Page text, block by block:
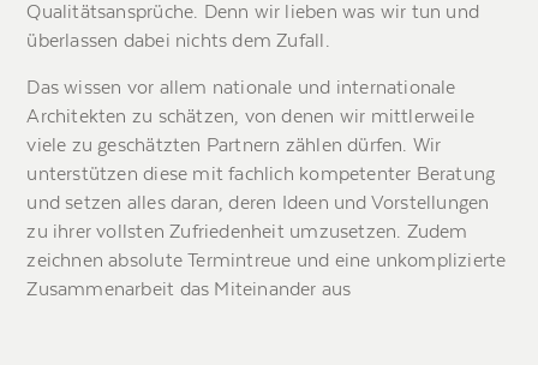
Qualitätsansprüche. Denn wir lieben was wir tun und
überlassen dabei nichts dem Zufall.
Das wissen vor allem nationale und internationale
Architekten zu schätzen, von denen wir mittlerweile
viele zu geschätzten Partnern zählen dürfen. Wir
unterstützen diese mit fachlich kompetenter Beratung
und setzen alles daran, deren Ideen und Vorstellungen
zu ihrer vollsten Zufriedenheit umzusetzen. Zudem
zeichnen absolute Termintreue und eine unkomplizierte
Zusammenarbeit das Miteinander aus